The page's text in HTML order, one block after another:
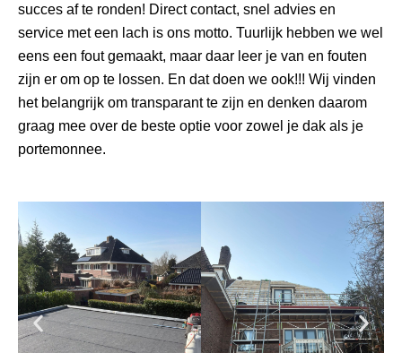
succes af te ronden! Direct contact, snel advies en
service met een lach is ons motto. Tuurlijk hebben we wel
eens een fout gemaakt, maar daar leer je van en fouten
zijn er om op te lossen. En dat doen we ook!!! Wij vinden
het belangrijk om transparant te zijn en denken daarom
graag mee over de beste optie voor zowel je dak als je
portemonnee.